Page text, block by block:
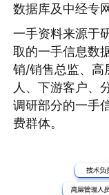
数据库及中经专
一手资料来源于
取的一手信息数
销/销售总监、高
人、下游客户、
调研部分的一手
费群体。